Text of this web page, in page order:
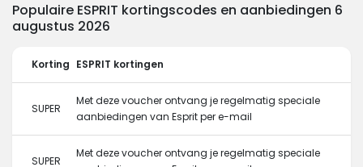
Populaire ESPRIT kortingscodes en aanbiedingen 6
augustus 2026
Korting ESPRIT kortingen
SUPER
Met deze voucher ontvang je regelmatig speciale
aanbiedingen van Esprit per e-mail
SUPER
Met deze voucher ontvang je regelmatig speciale